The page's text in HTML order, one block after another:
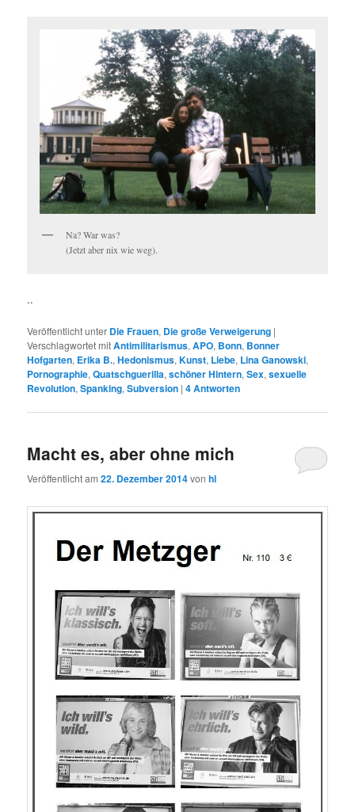
Na? War was?
(Jetzt aber nix wie weg).
..
Veröffentlicht unter Die Frauen, Die große Verweigerung |
Verschlagwortet mitAntimilitarismus,APO, Bonn, Bonner
Hofgarten, Erika B.,Hedonismus,Kunst, Liebe, Lina Ganowski,
Pornographie,Quatschguerilla,schöner Hintern,Sex,sexuelle
Revolution,Spanking,Subversion |4Antworten
Macht es, aber ohne mich
Veröffentlicht am22. Dezember 2014vonhl